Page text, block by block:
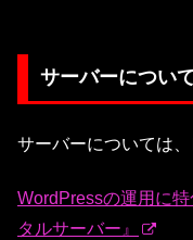
サーバーについ
サーバーについては
WordPressの運用に
タルサーバー』